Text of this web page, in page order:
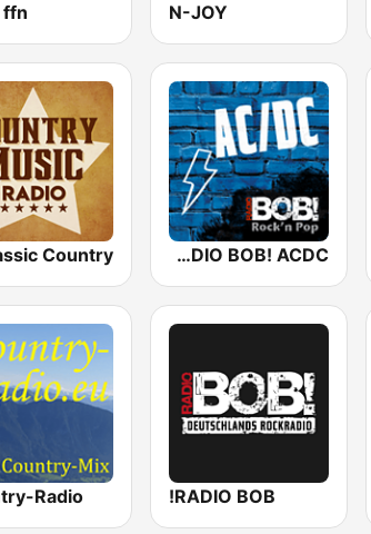
N-JOY
ffn
RADIO BOB! ACDC
RADIO BOB!
Radio